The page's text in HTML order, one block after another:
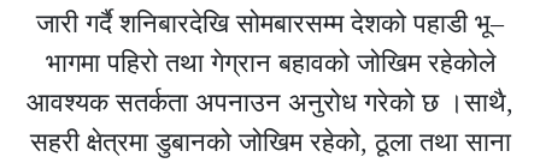
जारी गर्दै शनिबारदेखि सोमबारसम्म देशको पहाडी भू–
भागमा पहिरो तथा गेग्रान बहावको जोखिम रहेकोले
आवश्यक सतर्कता अपनाउन अनुरोध गरेको छ ।साथै,
सहरी क्षेत्रमा डुबानको जोखिम रहेको, ठूला तथा साना